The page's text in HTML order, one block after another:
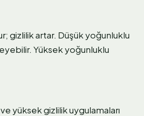
gizlilik artar. Düşük yoğunluklu
Yüksek yoğunluklu
yüksek gizlilik uygulamaları